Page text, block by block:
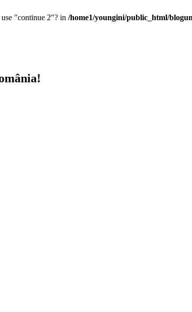
"continue 2"? in /home1/youngini/public_html/